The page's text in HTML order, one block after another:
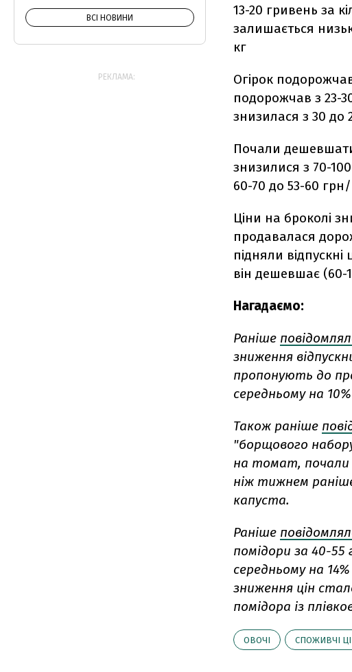
13-20 гривень за
залишається
кг
Огірок
подорожчав з 23-
знизилася з 30 до
Почали
знизилися з 70-
60-70 до 53-60
Ціни на броколі
продавалася
підняли відпускні
він дешевшає (60-
Нагадаємо:
Раніше
зниження
пропонують до
середньому на
Також раніше
"борщового
на томат, почали
ніж тижнем
капуста.
Раніше
помідори за 40-55
середньому на
зниження цін
помідора із
ОВОЧІ СПОЖИВЧІ
ВСІ НОВИНИ
РЕКЛАМА: